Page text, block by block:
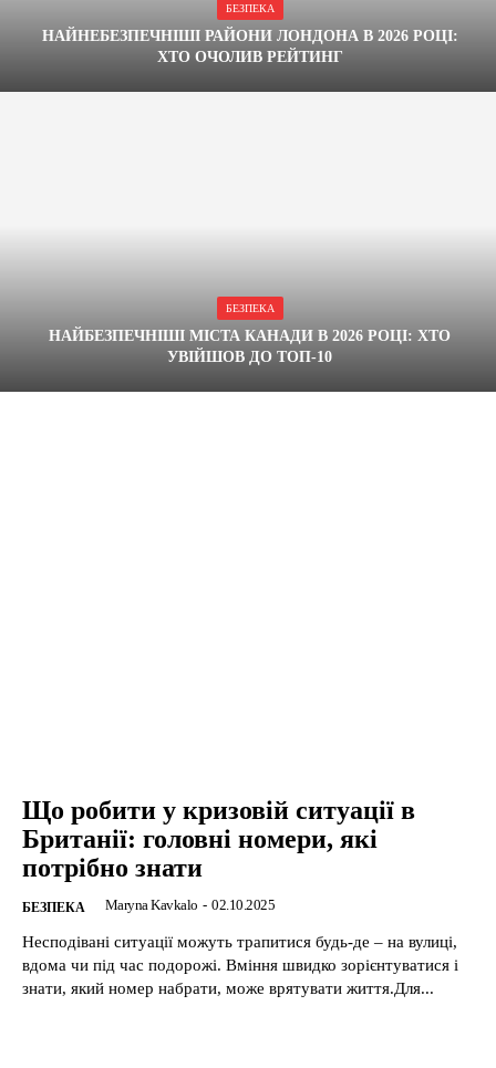
БЕЗПЕКА
НАЙНЕБЕЗПЕЧНІШІ РАЙОНИ ЛОНДОНА В 2026 РОЦІ:
ХТО ОЧОЛИВ РЕЙТИНГ
БЕЗПЕКА
НАЙБЕЗПЕЧНІШІ МІСТА КАНАДИ В 2026 РОЦІ: ХТО
УВІЙШОВ ДО ТОП-10
Що робити у кризовій ситуації в
Британії: головні номери, які
потрібно знати
БЕЗПЕКА Maryna Kavkalo - 02.10.2025
Несподівані ситуації можуть трапитися будь-де – на вулиці,
вдома чи під час подорожі. Вміння швидко зорієнтуватися і
знати, який номер набрати, може врятувати життя.Для...